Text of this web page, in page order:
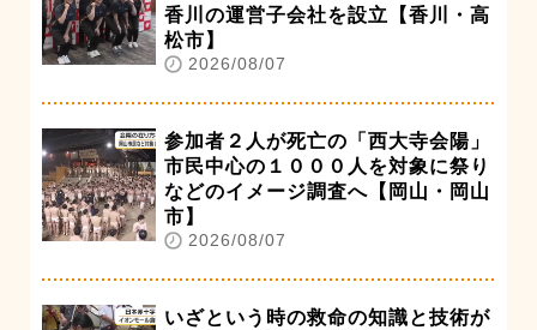
香川の運営子会社を設立【香川・高
松市】
2026/08/07
参加者２人が死亡の「西大寺会陽」
市民中心の１０００人を対象に祭り
などのイメージ調査へ【岡山・岡山
市】
2026/08/07
いざという時の救命の知識と技術が